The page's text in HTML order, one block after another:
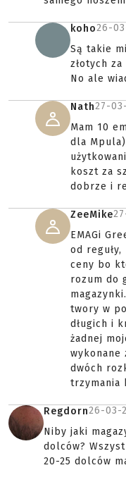
koho26-
Są takie
złotych
No ale
Nath27-
Mam 10
dla
koszt za
dobrze i
ZeeMike
EMAGi
od
ceny bo
rozum do
twory w
długich i
żadnej
wykonane
dwóch
trzymania
Regdorn26-03-
Niby jaki
dolców?
20-25 dolców